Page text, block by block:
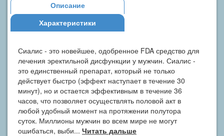
Описание
Характеристики
Сиалис - это новейшее, одобренное FDA средство для
лечения эректильной дисфункции у мужчин. Сиалис -
это единственный препарат, который не только
действует быстро (эффект наступает в течение 30
минут), но и остается эффективным в течение 36
часов, что позволяет осуществлять половой акт в
любой удобный момент на протяжении полутора
суток. Миллионы мужчин во всем мире не могут
ошибаться, выби... Читать дальше